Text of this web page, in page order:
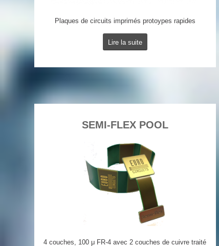
Plaques de circuits imprimés protoypes rapides
Lire la suite
SEMI-FLEX POOL
4 couches, 100 μ FR-4 avec 2 couches de cuivre traité